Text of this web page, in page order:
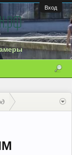
Вход